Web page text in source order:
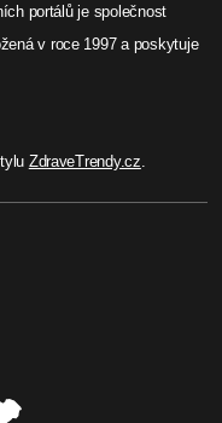
portálů je společnost
v roce 1997 a poskytuje
ZdraveTrendy.cz